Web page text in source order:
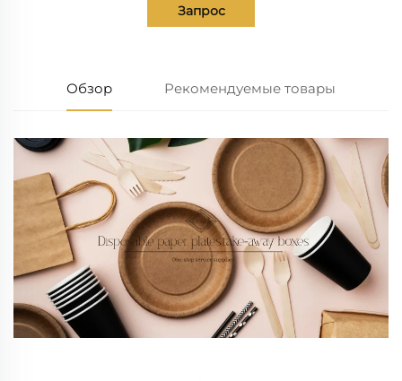
Запрос
Обзор Рекомендуемые товары